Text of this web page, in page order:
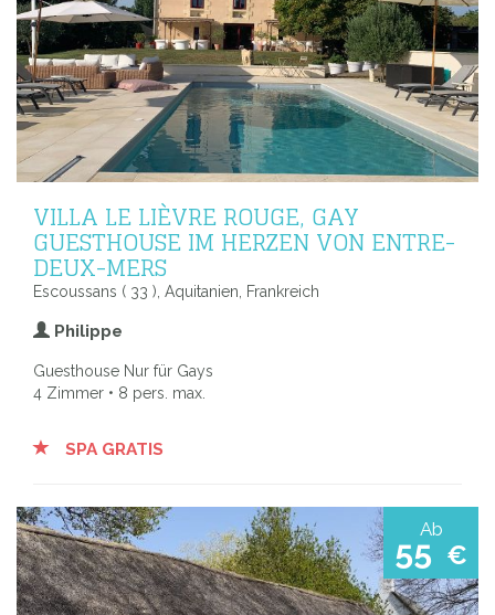
VILLA LE LIÈVRE ROUGE, GAY
GUESTHOUSE IM HERZEN VON ENTRE-
DEUX-MERS
Escoussans ( 33 ), Aquitanien, Frankreich
Philippe
Guesthouse Nur für Gays
4 Zimmer • 8 pers. max.
SPA GRATIS
Ab
55 €